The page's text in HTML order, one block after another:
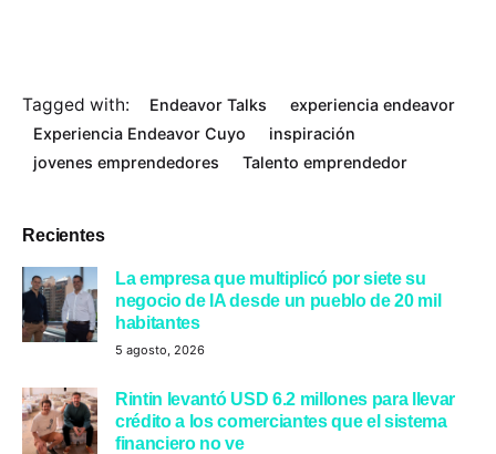
Recientes
La empresa que multiplicó por siete su
negocio de IA desde un pueblo de 20 mil
habitantes
5 agosto, 2026
Rintin levantó USD 6.2 millones para llevar
crédito a los comerciantes que el sistema
financiero no ve
Tagged with: Endeavor Talks
experiencia endeavor
Experiencia Endeavor Cuyo
inspiración
jovenes emprendedores
Talento emprendedor